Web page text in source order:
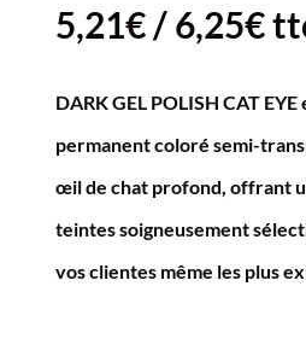
5,21€/6,25€
DARK GEL POLISH CAT
permanent coloré semi-
œil de chat profond, offrant
teintes soigneusement
vos clientes même les plus